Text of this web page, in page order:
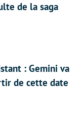
de la saga
: Gemini va
de cette date